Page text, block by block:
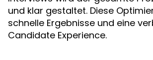
und klar gestaltet. Diese
schnelle Ergebnisse und eine
Candidate Experience.